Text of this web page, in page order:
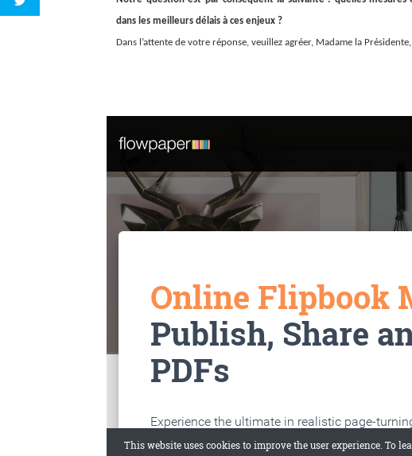
dans les meilleurs délais à ces enjeux ?
Dans l’attente de votre réponse, veuillez agréer, Madame la